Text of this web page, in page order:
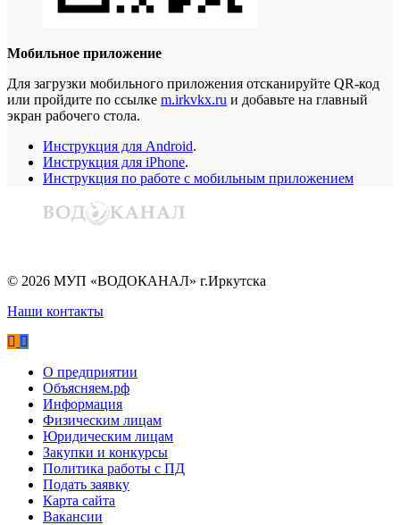
Мобильное приложение
Для загрузки мобильного приложения отсканируйте QR-код
или пройдите по ссылке m.irkvkx.ru и добавьте на главный
экран рабочего стола.
Инструкция для Android.
Инструкция для iPhone.
Инструкция по работе с мобильным приложением
© 2026 МУП «ВОДОКАНАЛ» г.Иркутска
Наши контакты
О предприятии
Объясняем.рф
Информация
Физическим лицам
Юридическим лицам
Закупки и конкурсы
Политика работы с ПД
Подать заявку
Карта сайта
Вакансии